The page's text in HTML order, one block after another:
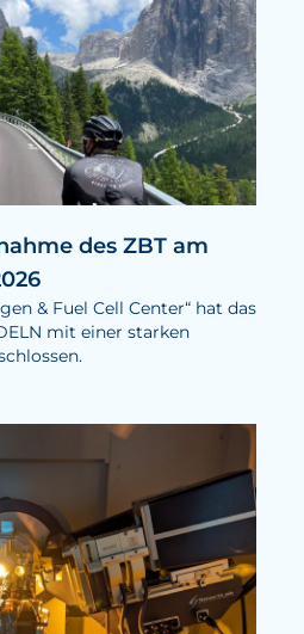
des ZBT am
& Fuel Cell Center“ hat das
mit einer starken